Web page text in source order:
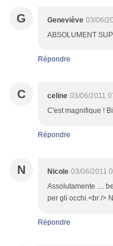
G Geneviève 03/06/
ABSOLUMENT
Répondre
C celine 03/06/2011
C'est magnifique !
Répondre
N Nicole 03/06/2011
Assolutamente ....
per gli occhi.<br />
Répondre